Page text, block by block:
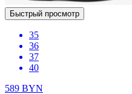
Быстрый просмотр
35
36
37
40
589 BYN